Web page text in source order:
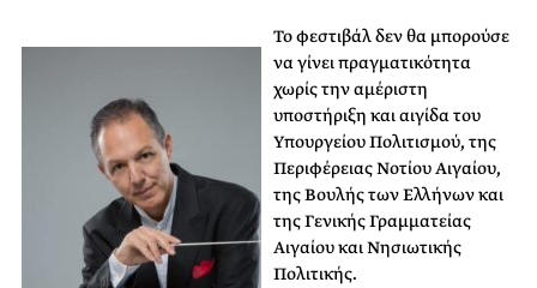
Το φεστιβάλ δεν θα μπορούσε
να γίνει πραγματικότητα
χωρίς την αμέριστη
υποστήριξη και αιγίδα του
Υπουργείου Πολιτισμού, της
Περιφέρειας Νοτίου Αιγαίου,
της Βουλής των Ελλήνων και
της Γενικής Γραμματείας
Αιγαίου και Νησιωτικής
Πολιτικής.